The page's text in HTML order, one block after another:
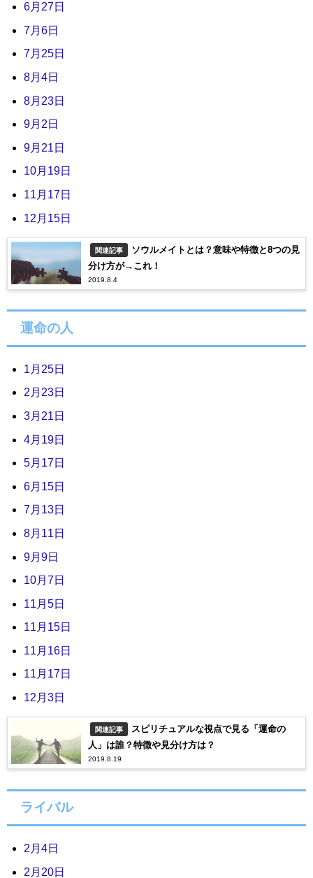
6月27日
7月6日
7月25日
8月4日
8月23日
9月2日
9月21日
10月19日
11月17日
12月15日
関連記事
ソウルメイトとは？意味や特徴と8つの見
分け方が→これ！
2019.8.4
運命の人
1月25日
2月23日
3月21日
4月19日
5月17日
6月15日
7月13日
8月11日
9月9日
10月7日
11月5日
11月15日
11月16日
11月17日
12月3日
関連記事
スピリチュアルな視点で見る「運命の
人」は誰？特徴や見分け方は？
2019.8.19
ライバル
2月4日
2月20日